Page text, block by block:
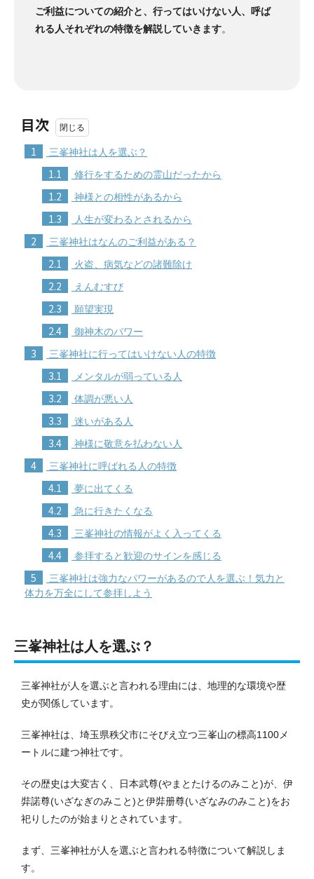
ご利益についての紹介と、行ってはいけない人、呼ば
れる人それぞれの特徴を解説していきます。
目次
1 三峯神社は人を選ぶ？
1.1 修行をするための霊山だったから
1.2 神様との相性があるから
1.3 人生が変わるとされるから
2 三峯神社はなんのご利益がある？
2.1 火盗、病気などの諸難除け
2.2 えんむすび
2.3 願望実現
2.4 御神木のパワー
3 三峯神社に行ってはいけない人の特徴
3.1 メンタルが弱っている人
3.2 体調が悪い人
3.3 迷いがある人
3.4 神様に敬意を払わない人
4 三峯神社に呼ばれる人の特徴
4.1 夢に出てくる
4.2 急に行きたくなる
4.3 三峯神社の情報がよく入ってくる
4.4 参拝すると歓迎のサインを感じる
5
三峯神社は強力なパワーがあるので人を選ぶ！気力と
体力を万全にして参拝しよう
三峯神社は人を選ぶ？
三峯神社が人を選ぶと言われる理由には、地理的な環境や歴
史が関係しています。
三峯神社は、埼玉県秩父市にそびえ立つ三峯山の標高1100メ
ートルに建つ神社です。
その歴史は大変古く、日本武尊(やまとたけるのみこと)が、伊
弉諾尊(いざなぎのみこと)と伊弉册尊(いざなみのみこと)をお
祀りしたのが始まりとされています。
まず、三峯神社が人を選ぶと言われる特徴について解説しま
す。